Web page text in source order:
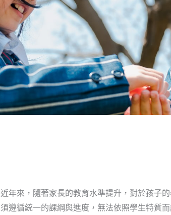
近年來，隨著家長的教育水準提升，對於孩子
須遵循統一的課綱與進度，無法依照學生特質而